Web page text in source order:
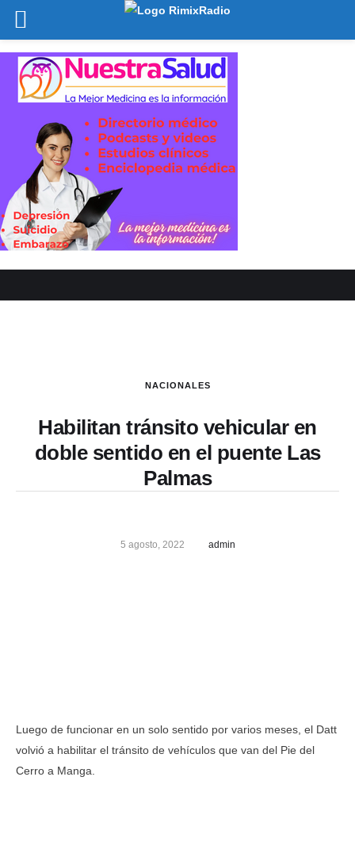
NACIONALES
Habilitan tránsito vehicular en
doble sentido en el puente Las
Palmas
5 agosto, 2022 admin
Luego de funcionar en un solo sentido por varios meses, el Datt
volvió a habilitar el tránsito de vehículos que van del Pie del
Cerro a Manga.